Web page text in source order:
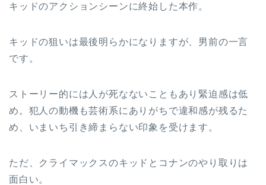
キッドのアクションシーンに終始した本作。
キッドの狙いは最後明らかになりますが、男前の一言
です。
ストーリー的には人が死なないこともあり緊迫感は低
め。犯人の動機も芸術系にありがちで違和感が残るた
め、いまいち引き締まらない印象を受けます。
ただ、クライマックスのキッドとコナンのやり取りは
面白い。